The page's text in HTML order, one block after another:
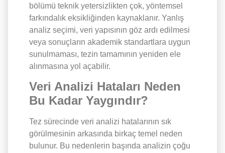
bölümü teknik yetersizlikten çok, yöntemsel
farkındalık eksikliğinden kaynaklanır. Yanlış
analiz seçimi, veri yapısının göz ardı edilmesi
veya sonuçların akademik standartlara uygun
sunulmaması, tezin tamamının yeniden ele
alınmasına yol açabilir.
Veri Analizi Hataları Neden
Bu Kadar Yaygındır?
Tez sürecinde veri analizi hatalarının sık
görülmesinin arkasında birkaç temel neden
bulunur. Bu nedenlerin başında analizin çoğu